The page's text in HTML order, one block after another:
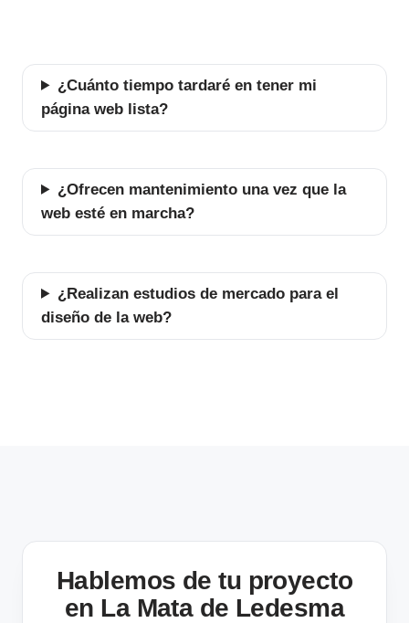
¿Cuánto tiempo tardaré en tener mi
página web lista?
¿Ofrecen mantenimiento una vez que la
web esté en marcha?
¿Realizan estudios de mercado para el
diseño de la web?
Hablemos de tu proyecto
en La Mata de Ledesma